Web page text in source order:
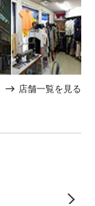
店舗一覧を見る